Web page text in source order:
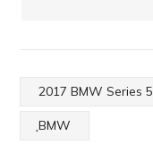
2017 BMW Series 5
ฺBMW